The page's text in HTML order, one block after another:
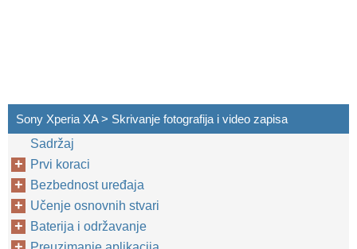
Sony Xperia XA > Skrivanje fotografija i video zapisa
Sadržaj
Prvi koraci
Bezbednost uređaja
Učenje osnovnih stvari
Baterija i održavanje